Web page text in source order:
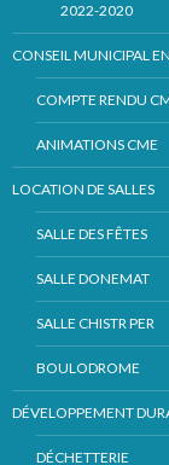
2022-2020
CONSEIL MUNICIPAL
COMPTE RENDU
ANIMATIONS CME
LOCATION DE SALLES
SALLE DES FÊTES
SALLE DONEMAT
SALLE CHISTR PER
BOULODROME
DÉVELOPPEMENT
DÉCHETTERIE